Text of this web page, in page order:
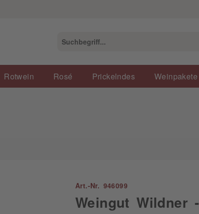
Rotwein Rosé Prickelndes Weinpakete
Art.-Nr. 946099
Weingut Wildner -